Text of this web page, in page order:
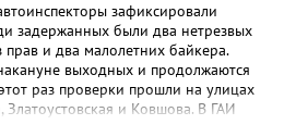
зафиксировали
задержанных были два нетрезвых
прав и два малолетних байкера.
выходных и продолжаются
раз проверки прошли на улицах
Златоустовская и Ковшова. В ГАИ